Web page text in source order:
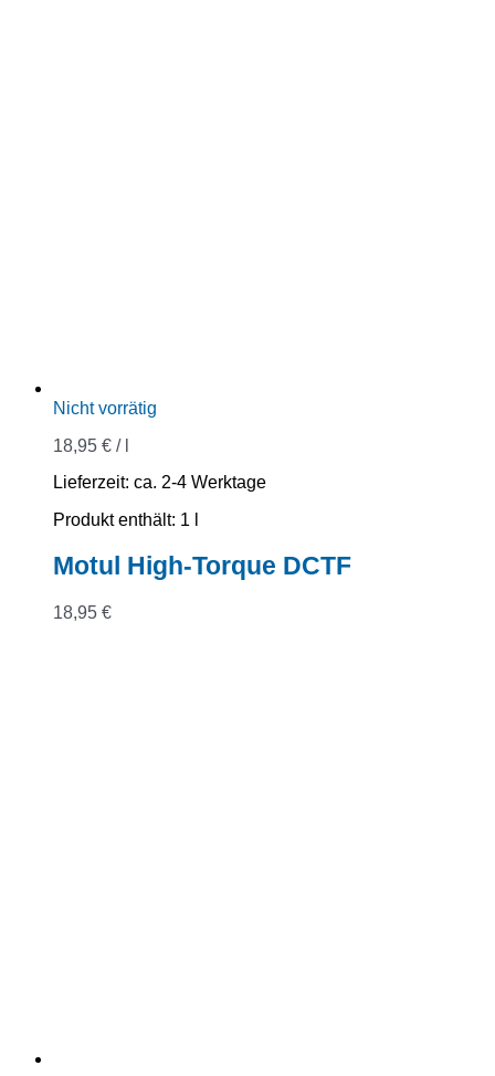
Nicht vorrätig
18,95 € /
Lieferzeit: ca. 2-4 Werktage
Produkt enthält: 1
Motul High-Torque DCTF
18,95 €